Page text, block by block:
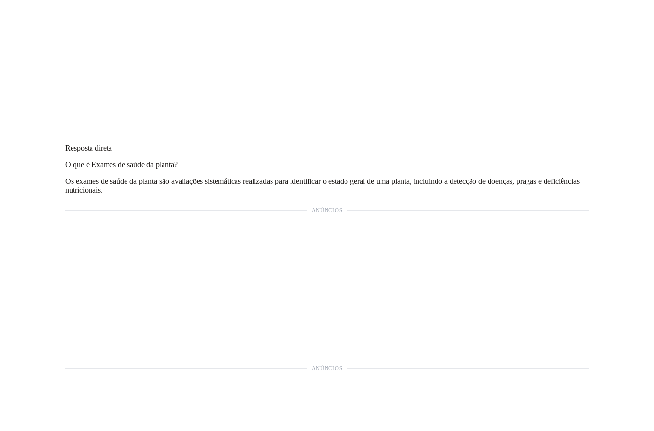
Resposta direta
O que é Exames de saúde da planta?
Os exames de saúde da planta são avaliações sistemáticas realizadas para identificar o estado geral de uma planta, incluindo a detecção de doenças, pragas e deficiências
nutricionais.
ANÚNCIOS
ANÚNCIOS